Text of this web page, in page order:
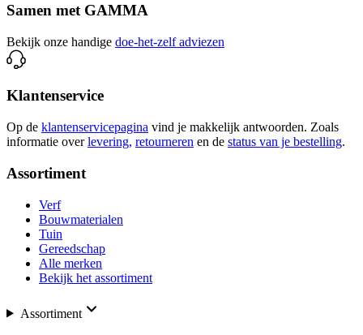
Samen met GAMMA
Bekijk onze handige doe-het-zelf adviezen
Klantenservice
Op de klantenservicepagina vind je makkelijk antwoorden. Zoals
informatie over levering, retourneren en de status van je bestelling.
Assortiment
Verf
Bouwmaterialen
Tuin
Gereedschap
Alle merken
Bekijk het assortiment
Assortiment